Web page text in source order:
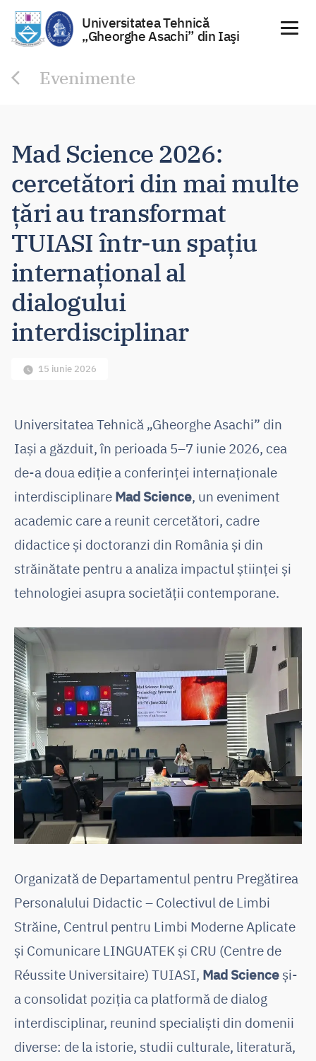
Universitatea Tehnică
„Gheorghe Asachi” din Iaşi
Evenimente
Mad Science 2026:
cercetători din mai multe
țări au transformat
TUIASI într-un spațiu
internațional al
dialogului
interdisciplinar
15 iunie 2026
Universitatea Tehnică „Gheorghe Asachi” din
Iași a găzduit, în perioada 5–7 iunie 2026, cea
de-a doua ediție a conferinței internaționale
interdisciplinare Mad Science, un eveniment
academic care a reunit cercetători, cadre
didactice și doctoranzi din România și din
străinătate pentru a analiza impactul științei și
tehnologiei asupra societății contemporane.
Organizată de Departamentul pentru Pregătirea
Personalului Didactic – Colectivul de Limbi
Străine, Centrul pentru Limbi Moderne Aplicate
și Comunicare LINGUATEK și CRU (Centre de
Réussite Universitaire) TUIASI, Mad Science și-
a consolidat poziția ca platformă de dialog
interdisciplinar, reunind specialiști din domenii
diverse: de la istorie, studii culturale, literatură,